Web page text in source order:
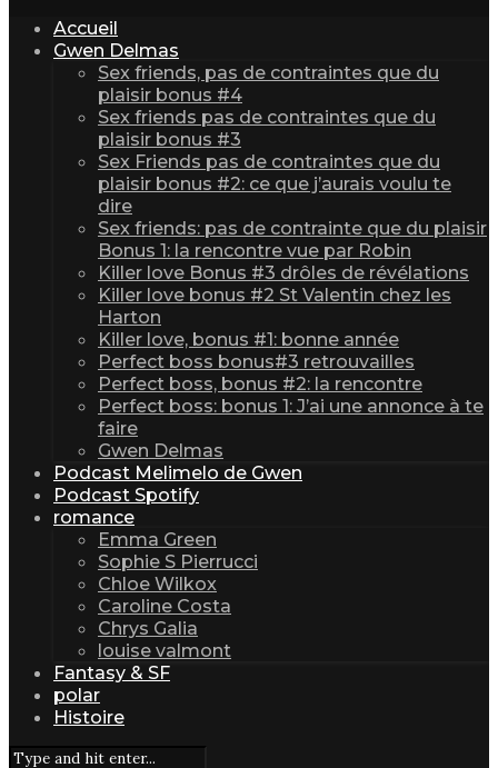
Accueil
Gwen Delmas
Sex friends, pas de contraintes que du
plaisir bonus #4
Sex friends pas de contraintes que du
plaisir bonus #3
Sex Friends pas de contraintes que du
plaisir bonus #2: ce que j’aurais voulu te
dire
Sex friends: pas de contrainte que du plaisir
Bonus 1: la rencontre vue par Robin
Killer love Bonus #3 drôles de révélations
Killer love bonus #2 St Valentin chez les
Harton
Killer love, bonus #1: bonne année
Perfect boss bonus#3 retrouvailles
Perfect boss, bonus #2: la rencontre
Perfect boss: bonus 1: J’ai une annonce à te
faire
Gwen Delmas
Podcast Melimelo de Gwen
Podcast Spotify
romance
Emma Green
Sophie S Pierrucci
Chloe Wilkox
Caroline Costa
Chrys Galia
louise valmont
Fantasy & SF
polar
Histoire